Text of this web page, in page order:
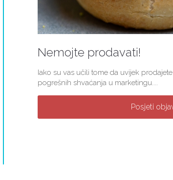
Nemojte prodavati!
Iako su vas učili tome da uvijek
pogrešnih shvaćanja u marketingu....
Posjeti